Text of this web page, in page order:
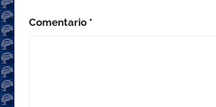
Comentario *